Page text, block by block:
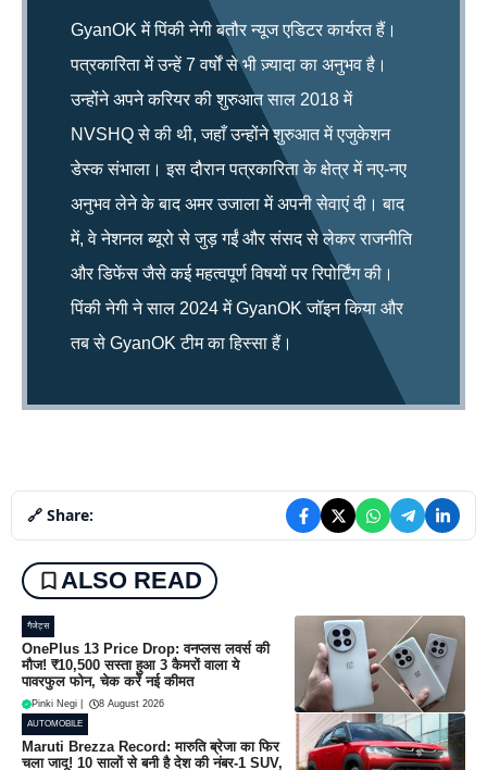
GyanOK में पिंकी नेगी बतौर न्यूज एडिटर कार्यरत हैं।
पत्रकारिता में उन्हें 7 वर्षों से भी ज़्यादा का अनुभव है।
उन्होंने अपने करियर की शुरुआत साल 2018 में
NVSHQ से की थी, जहाँ उन्होंने शुरुआत में एजुकेशन
डेस्क संभाला। इस दौरान पत्रकारिता के क्षेत्र में नए-नए
अनुभव लेने के बाद अमर उजाला में अपनी सेवाएं दी। बाद
में, वे नेशनल ब्यूरो से जुड़ गईं और संसद से लेकर राजनीति
और डिफेंस जैसे कई महत्वपूर्ण विषयों पर रिपोर्टिंग की।
पिंकी नेगी ने साल 2024 में GyanOK जॉइन किया और
तब से GyanOK टीम का हिस्सा हैं।
🔗 Share:
ALSO READ
गैजेट्स
OnePlus 13 Price Drop: वनप्लस लवर्स की
मौज! ₹10,500 सस्ता हुआ 3 कैमरों वाला ये
पावरफुल फोन, चेक करें नई कीमत
Pinki Negi 8 August 2026
AUTOMOBILE
Maruti Brezza Record: मारुति ब्रेजा का फिर
चला जादू! 10 सालों से बनी है देश की नंबर-1 SUV,